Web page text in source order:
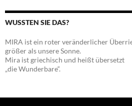
WUSSTEN SIE DAS?
MIRA ist ein roter veränderlicher
größer als unsere Sonne.
Mira ist griechisch und heißt übersetzt
„die Wunderbare“.